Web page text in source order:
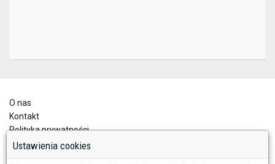
O nas
Kontakt
Polityka prywatności
Deklaracja dostępności
Ustawienia cookies